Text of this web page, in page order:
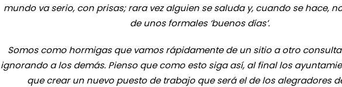
mundo va serio, con prisas; rara vez alguien se saluda y, cuando se hace,
de unos formales ‘buenos días’.
Somos como hormigas que vamos rápidamente de un sitio a otro
ignorando a los demás. Pienso que como esto siga así, al final los
que crear un nuevo puesto de trabajo que será el de los alegradores